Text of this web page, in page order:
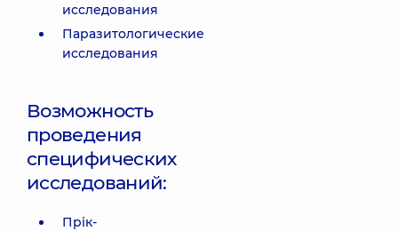
исследования
Паразитологические
исследования
Возможность
проведения
специфических
исследований:
Прік-